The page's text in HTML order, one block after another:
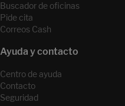
Buscador de oficinas
Pide cita
Correos Cash
Centro de ayuda
Contacto
Seguridad